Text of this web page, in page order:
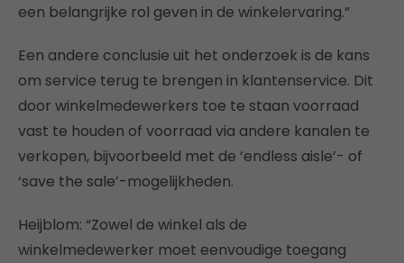
een belangrijke rol geven in de winkelervaring.”
Een andere conclusie uit het onderzoek is de kans
om service terug te brengen in klantenservice. Dit
door winkelmedewerkers toe te staan voorraad
vast te houden of voorraad via andere kanalen te
verkopen, bijvoorbeeld met de ‘endless aisle’- of
‘save the sale’-mogelijkheden.
Heijblom: “Zowel de winkel als de
winkelmedewerker moet eenvoudige toegang